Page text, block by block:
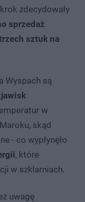
zdecydowały
sprzedaż
sztuk na
Wyspach są
w
skąd
- co wypłynęło
, które
w szklarniach.
uwagę